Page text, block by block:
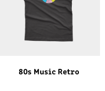
80s Music Retro